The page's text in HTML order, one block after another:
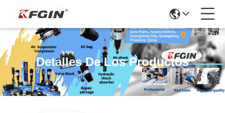
Detalles De Los Productos